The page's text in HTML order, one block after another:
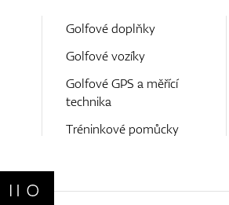
Golfové doplňky
Golfové vozíky
Golfové GPS a měřící
technika
Tréninkové pomůcky